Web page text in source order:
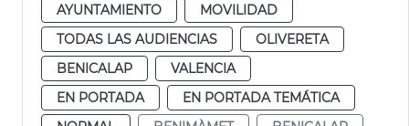
AYUNTAMIENTO
MOVILIDAD
TODAS LAS AUDIENCIAS
OLIVERETA
BENICALAP
VALENCIA
EN PORTADA
EN PORTADA TEMÁTICA